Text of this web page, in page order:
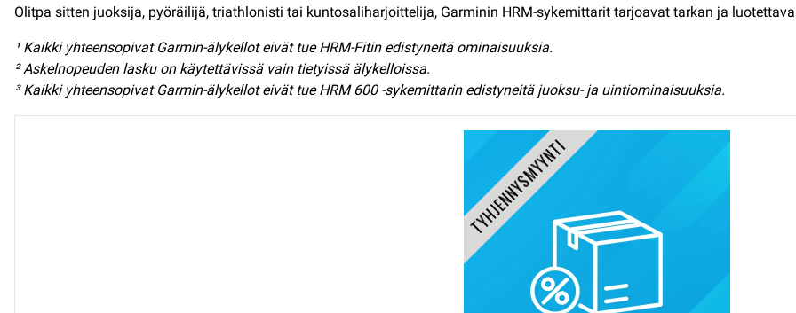
Olitpa sitten juoksija, pyöräilijä, triathlonisti tai kuntosaliharjoittelija, Garminin HRM-sykemittarit tarjoavat tarkan ja
¹ Kaikki yhteensopivat Garmin-älykellot eivät tue HRM-Fitin edistyneitä ominaisuuksia.
² Askelnopeuden lasku on käytettävissä vain tietyissä älykelloissa.
³ Kaikki yhteensopivat Garmin-älykellot eivät tue HRM 600 -sykemittarin edistyneitä juoksu- ja uintiominaisuuksia.
TYHJENNYSMYYNTI